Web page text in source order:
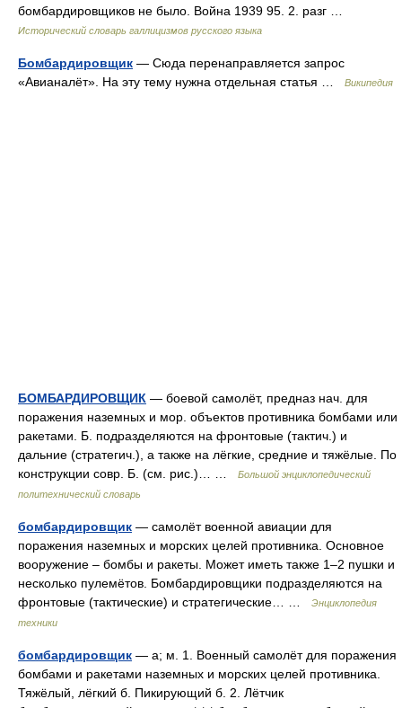
бомбардировщиков не было. Война 1939 95. 2. разг …
Исторический словарь галлицизмов русского языка
Бомбардировщик — Сюда перенаправляется запрос
«Авианалёт». На эту тему нужна отдельная статья …
Википедия
БОМБАРДИРОВЩИК — боевой самолёт, предназ нач. для
поражения наземных и мор. объектов противника бомбами или
ракетами. Б. подразделяются на фронтовые (тактич.) и
дальние (стратегич.), а также на лёгкие, средние и тяжёлые. По
конструкции совр. Б. (см. рис.)… …
Большой энциклопедический
политехнический словарь
бомбардировщик — самолёт военной авиации для
поражения наземных и морских целей противника. Основное
вооружение – бомбы и ракеты. Может иметь также 1–2 пушки и
несколько пулемётов. Бомбардировщики подразделяются на
фронтовые (тактические) и стратегические… …
Энциклопедия
техники
бомбардировщик — а; м. 1. Военный самолёт для поражения
бомбами и ракетами наземных и морских целей противника.
Тяжёлый, лёгкий б. Пикирующий б. 2. Лётчик